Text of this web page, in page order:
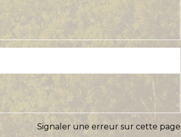
Signaler une erreur sur cette page